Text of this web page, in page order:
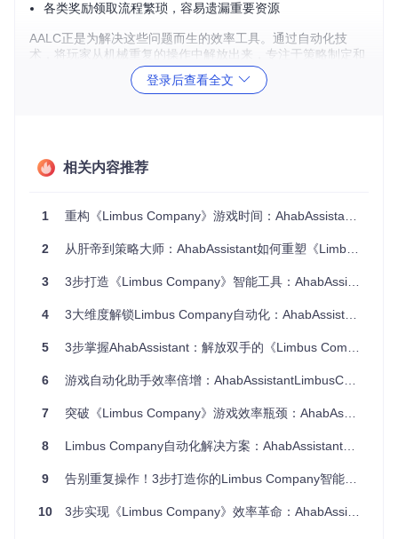
各类奖励领取流程繁琐，容易遗漏重要资源
AALC正是为解决这些问题而生的效率工具。通过自动化技
术，将玩家从机械重复的操作中解放出来，专注于策略制定和
角色培养，实现"轻松游戏，高效成长"的目标。
最低配置 ：
处理器：Intel i3
内存：4GB↑
存储空间：100MB可用空间
推荐配置 ：
操作系统：Windows 11
处理器：Intel i5及以上
内存：8GB↑
存储空间：500MB可用空间
📌 目标：5分钟内完成AALC的安装与基础配置
确保已安装Python 3.8或更高版本
《Limbus Company》游戏客户端
登录后查看全文
相关内容推荐
1 重构《Limbus Company》游戏时间：AhabAssistant智能工具解放成年玩家双手
2 从肝帝到策略大师：AhabAssistant如何重塑《Limbus Company》游戏体验
3 3步打造《Limbus Company》智能工具：AhabAssistant效率革命指南
4 3大维度解锁Limbus Company自动化：AhabAssistant提升效率指南
5 3步掌握AhabAssistant：解放双手的《Limbus Company》智能助手全攻略
6 游戏自动化助手效率倍增：AhabAssistantLimbusCompany从入门到精通
7 突破《Limbus Company》游戏效率瓶颈：AhabAssistant智能辅助工具全面解析
8 Limbus Company自动化解决方案：AhabAssistant提升游戏体验全指南
9 告别重复操作！3步打造你的Limbus Company智能助手
10 3步实现《Limbus Company》效率革命：AhabAssistant智能优化指南